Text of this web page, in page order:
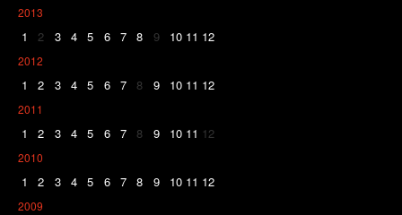
2013
1 2 3 4 5 6 7 8 9 10 11 12
2012
1 2 3 4 5 6 7 8 9 10 11 12
2011
1 2 3 4 5 6 7 8 9 10 11 12
2010
1 2 3 4 5 6 7 8 9 10 11 12
2009